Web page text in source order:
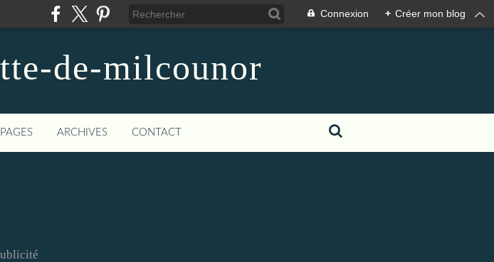
Connexion + Créer mon blog
de-milcounor
PAGES ARCHIVES CONTACT